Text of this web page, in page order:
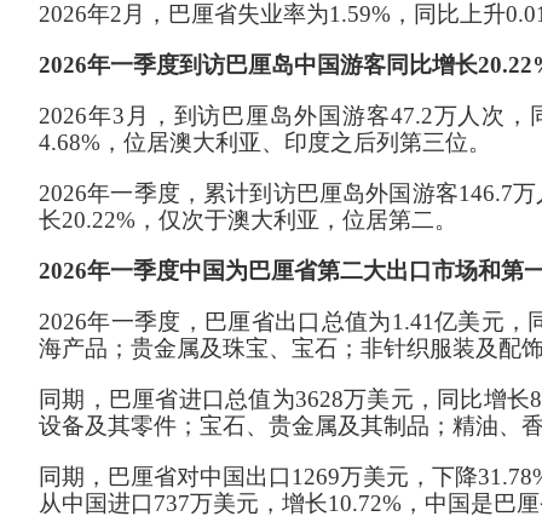
2026年2月，巴厘省失业率为1.59%，同比 上升0.
2026年一季度到访巴厘岛中国游客同比增长20.22
2026年3月，到访巴厘岛外国游客47.2万人次，
4.68%，位居澳大利亚、印度之后列第三位。
2026年一季度，累计到访巴厘岛外国游客146.7
长20.22%，仅次于澳大利亚，位居第二。
2026年一季度中国为 巴厘省第二大出口市场和第
2026年一季度 ， 巴厘省出口总值为1.41亿美元，
海产品 ；贵金属及珠宝、 宝石；非针织服装及配
同期，巴厘省进口总值为3628万美元，同比增长8
设备及其零件；宝石、贵金属及其制品；精油、
同期，巴厘省对中国出口1269万美元，下降31 .78
从中国进口737万美元，增长10.72%，中国是巴